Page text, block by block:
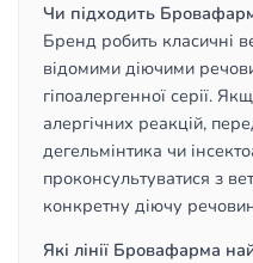
Чи підходить
Бренд робить класичні
відомими діючими
гіпоалергенної серії.
алергічних реакцій,
дегельмінтика чи
проконсультуватися з
конкретну діючу
Які лінії Бровафарма